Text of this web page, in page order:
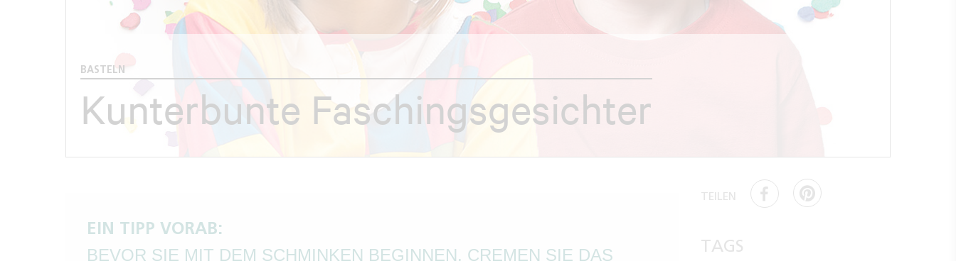
BASTELN
Kunterbunte Faschingsgesichter
EIN TIPP VORAB:
BEVOR SIE MIT DEM SCHMINKEN BEGINNEN, CREMEN SIE DAS
TEILEN
TAGS